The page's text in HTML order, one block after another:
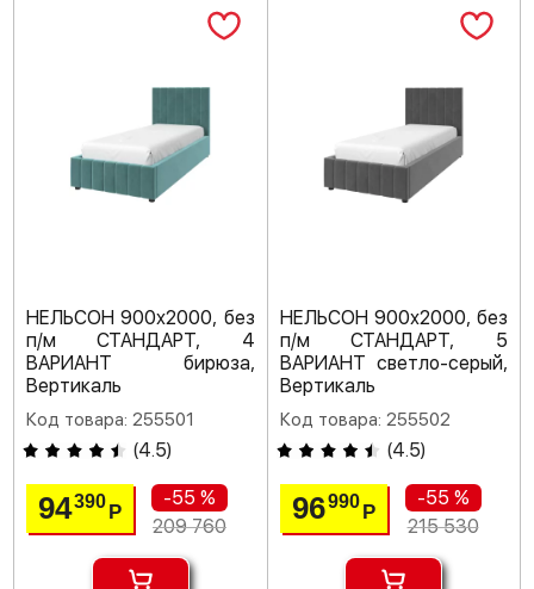
НЕЛЬСОН 900х2000, без
п/м СТАНДАРТ, 4
ВАРИАНТ бирюза,
Вертикаль
Код товара: 255501
(4.5)
94390Р
-55 %
209 760
НЕЛЬСОН 900х2000, без
п/м СТАНДАРТ, 5
ВАРИАНТ светло-серый,
Вертикаль
Код товара: 255502
(4.5)
96990 Р
-55 %
215 530